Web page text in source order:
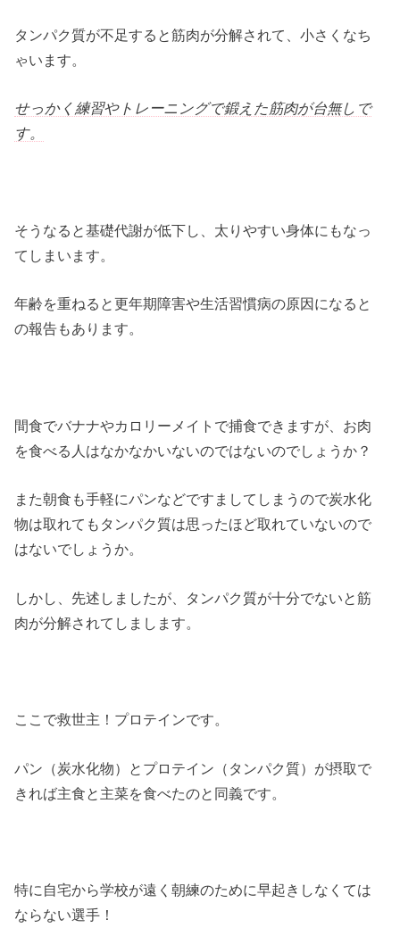
タンパク質が不足すると筋肉が分解されて、小さくなち
ゃいます。
せっかく練習やトレーニングで鍛えた筋肉が台無しで
す。
そうなると基礎代謝が低下し、太りやすい身体にもなっ
てしまいます。
年齢を重ねると更年期障害や生活習慣病の原因になると
の報告もあります。
間食でバナナやカロリーメイトで捕食できますが、お肉
を食べる人はなかなかいないのではないのでしょうか？
また朝食も手軽にパンなどですましてしまうので炭水化
物は取れてもタンパク質は思ったほど取れていないので
はないでしょうか。
しかし、先述しましたが、タンパク質が十分でないと筋
肉が分解されてしまします。
ここで救世主！プロテインです。
パン（炭水化物）とプロテイン（タンパク質）が摂取で
きれば主食と主菜を食べたのと同義です。
特に自宅から学校が遠く朝練のために早起きしなくては
ならない選手！